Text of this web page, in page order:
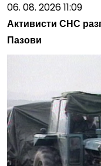
06. 08. 2026 11:09
Активисти СНС
Пазови